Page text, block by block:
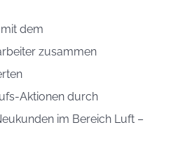
dem
zusammen
Aktionen durch
im Bereich Luft –